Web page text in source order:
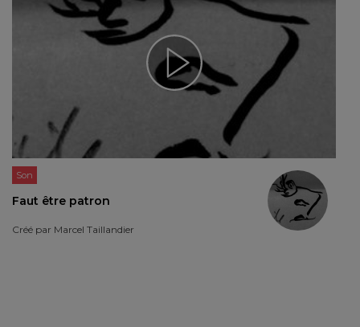
Son
Faut être patron
Créé par Marcel Taillandier